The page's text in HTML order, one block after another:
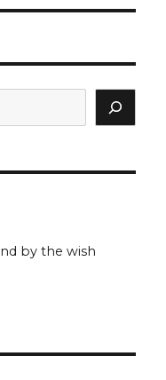
by the wish